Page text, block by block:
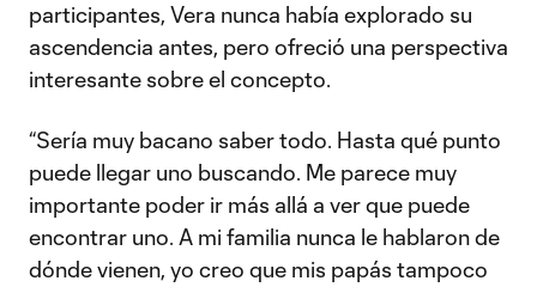
participantes, Vera nunca había explorado su
ascendencia antes, pero ofreció una perspectiva
interesante sobre el concepto.
“Sería muy bacano saber todo. Hasta qué punto
puede llegar uno buscando. Me parece muy
importante poder ir más allá a ver que puede
encontrar uno. A mi familia nunca le hablaron de
dónde vienen, yo creo que mis papás tampoco